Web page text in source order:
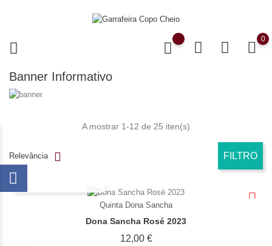
0
Banner Informativo
Relevância FILTRO
A mostrar 1-12 de 25 iten(s)
Quinta Dona Sancha
Dona Sancha Rosé 2023
12,00 €Preço